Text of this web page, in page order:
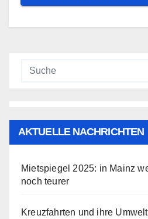
AKTUELLE NACHRICHTEN
Mietspiegel 2025: in Mainz
noch teurer
Kreuzfahrten und ihre